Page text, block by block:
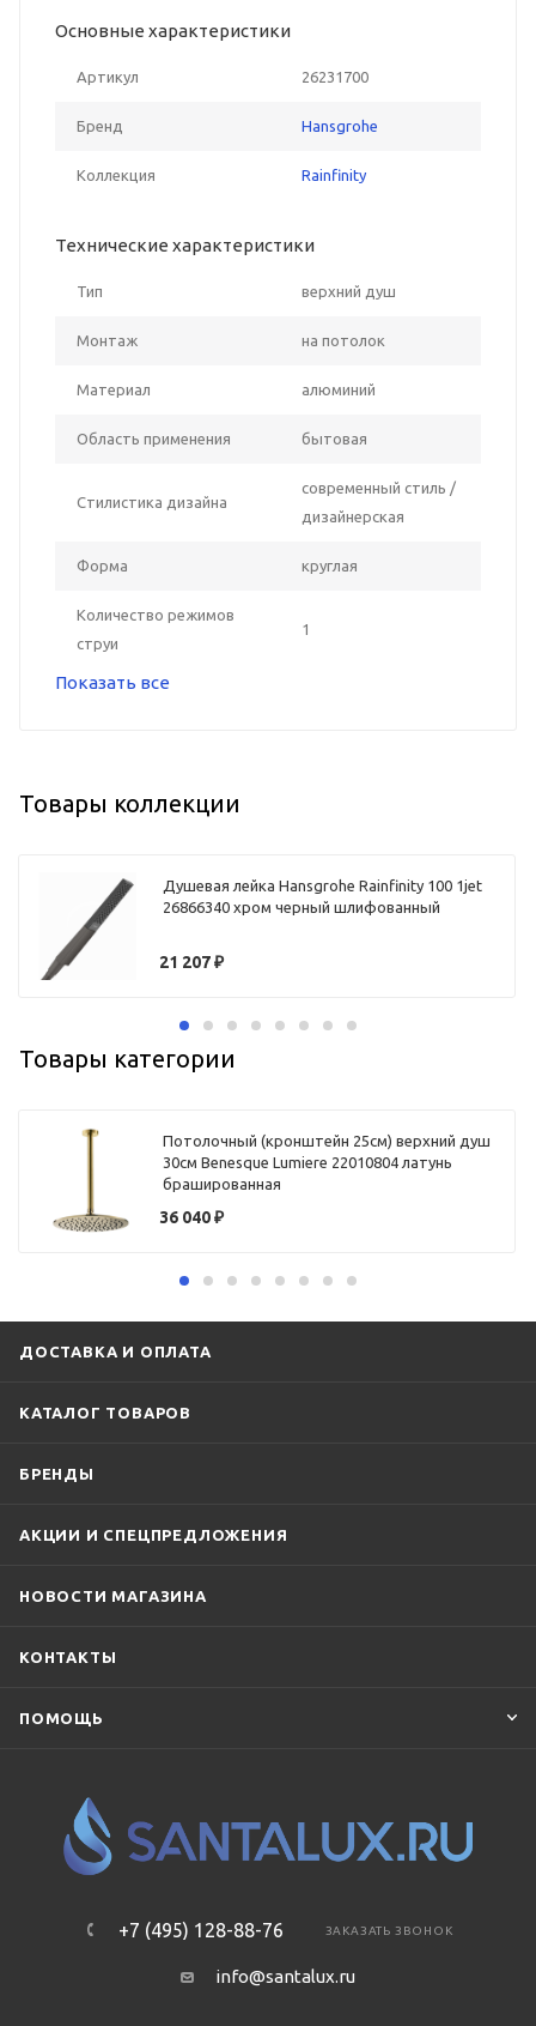
Основные характеристики
Артикул 26231700
Бренд Hansgrohe
Коллекция Rainfinity
Технические характеристики
Тип верхний душ
Монтаж на потолок
Материал алюминий
Область применения бытовая
Стилистика дизайна
современный стиль /
дизайнерская
Форма круглая
Количество режимов
струи
1
Показать все
Товары коллекции
Душевая лейка Hansgrohe Rainfinity 100 1jet
26866340 хром черный шлифованный
21 207₽
Товары категории
Потолочный (кронштейн 25см) верхний душ
30см Benesque Lumiere 22010804 латунь
брашированная
36 040₽
ДОСТАВКА И ОПЛАТА
КАТАЛОГ ТОВАРОВ
БРЕНДЫ
АКЦИИ И СПЕЦПРЕДЛОЖЕНИЯ
НОВОСТИ МАГАЗИНА
КОНТАКТЫ
ПОМОЩЬ
+7 (495) 128-88-76 ЗАКАЗАТЬ ЗВОНОК
info@santalux.ru